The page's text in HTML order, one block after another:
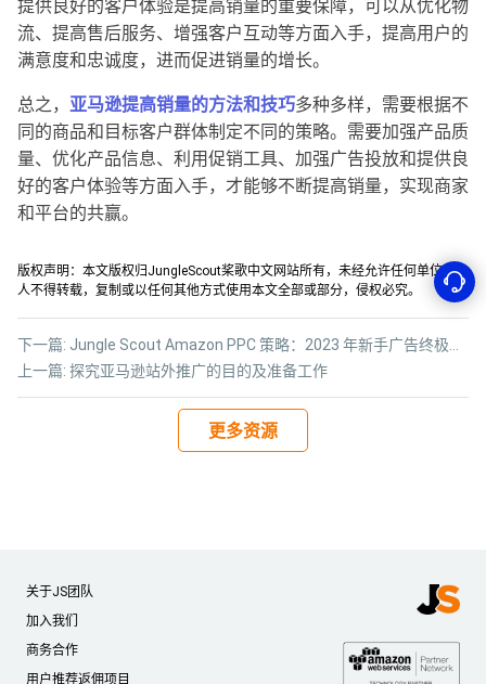
提供良好的客户体验是提高销量的重要保障，可以从优化物
流、提高售后服务、增强客户互动等方面入手，提高用户的
满意度和忠诚度，进而促进销量的增长。
总之， 亚马逊提高销量的方法和技巧多种多样，需要根据不
同的商品和目标客户群体制定不同的策略。需要加强产品质
量、优化产品信息、利用促销工具、加强广告投放和提供良
好的客户体验等方面入手，才能够不断提高销量，实现商家
和平台的共赢。
版权声明：本文版权归JungleScout桨歌中文网站所有，未经允许任何单位或个
人不得转载，复制或以任何其他方式使用本文全部或部分，侵权必究。
上一篇: 探究亚马逊站外推广的目的及准备工作
下一篇: Jungle Scout Amazon PPC 策略：2023 年新手广告终极指南
更多资源
关于JS团队
加入我们
商务合作
用户推荐返佣项目